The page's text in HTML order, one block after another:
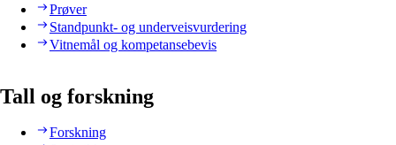
Prøver
Standpunkt- og underveisvurdering
Vitnemål og kompetansebevis
Tall og forskning
Forskning